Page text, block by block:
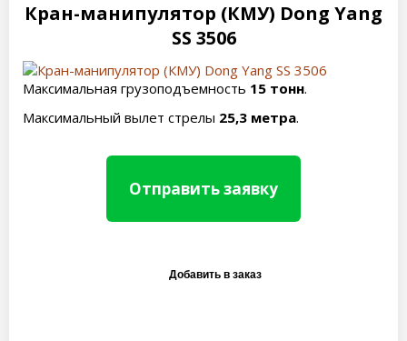
Кран-манипулятор (КМУ) Dong Yang
SS 3506
Максимальная грузоподъемность 15 тонн.
Максимальный вылет стрелы 25,3 метра.
Отправить заявку